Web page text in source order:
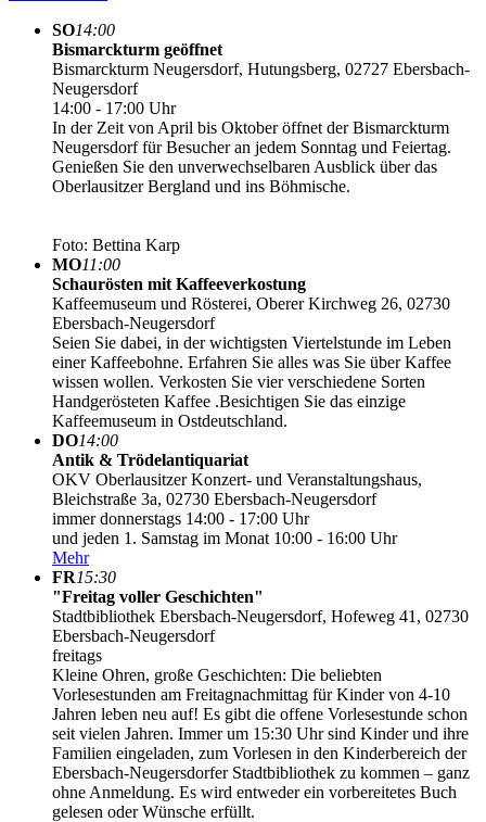
SO14:00
Bismarckturm geöffnet
Bismarckturm Neugersdorf, Hutungsberg, 02727 Ebersbach-
Neugersdorf
14:00 - 17:00 Uhr
In der Zeit von April bis Oktober öffnet der Bismarckturm
Neugersdorf für Besucher an jedem Sonntag und Feiertag.
Genießen Sie den unverwechselbaren Ausblick über das
Oberlausitzer Bergland und ins Böhmische.
Foto: Bettina Karp
MO11:00
Schaurösten mit Kaffeeverkostung
Kaffeemuseum und Rösterei, Oberer Kirchweg 26, 02730
Ebersbach-Neugersdorf
Seien Sie dabei, in der wichtigsten Viertelstunde im Leben
einer Kaffeebohne. Erfahren Sie alles was Sie über Kaffee
wissen wollen. Verkosten Sie vier verschiedene Sorten
Handgerösteten Kaffee .Besichtigen Sie das einzige
Kaffeemuseum in Ostdeutschland.
DO14:00
Antik & Trödelantiquariat
OKV Oberlausitzer Konzert- und Veranstaltungshaus,
Bleichstraße 3a, 02730 Ebersbach-Neugersdorf
immer donnerstags 14:00 - 17:00 Uhr
und jeden 1. Samstag im Monat 10:00 - 16:00 Uhr
Mehr
FR15:30
"Freitag voller Geschichten"
Stadtbibliothek Ebersbach-Neugersdorf, Hofeweg 41, 02730
Ebersbach-Neugersdorf
freitags
Kleine Ohren, große Geschichten: Die beliebten
Vorlesestunden am Freitagnachmittag für Kinder von 4-10
Jahren leben neu auf! Es gibt die offene Vorlesestunde schon
seit vielen Jahren. Immer um 15:30 Uhr sind Kinder und ihre
Familien eingeladen, zum Vorlesen in den Kinderbereich der
Ebersbach-Neugersdorfer Stadtbibliothek zu kommen – ganz
ohne Anmeldung. Es wird entweder ein vorbereitetes Buch
gelesen oder Wünsche erfüllt.